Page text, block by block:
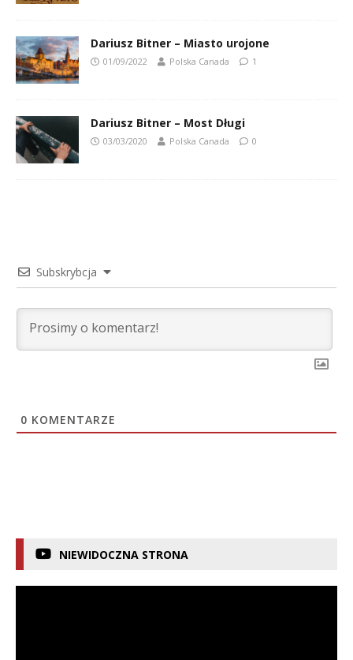
Dariusz Bitner – Miasto urojone
01/09/2022 Polska Canada 1
Dariusz Bitner – Most Długi
03/03/2020 Polska Canada 0
Subskrybcja
0 KOMENTARZE
NIEWIDOCZNA STRONA